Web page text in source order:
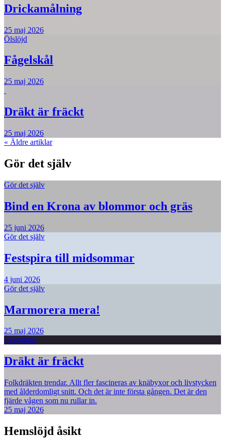
Drickamålning
25 maj 2026
Ölslöjd
Fågelskål
25 maj 2026
Dräkt är fräckt
25 maj 2026
« Äldre artiklar
Gör det själv
Gör det själv
Bind en Krona av blommor och gräs
25 juni 2026
Gör det själv
Festspira till midsommar
4 juni 2026
Gör det själv
Marmorera mera!
25 maj 2026
Reportage
Dräkt är fräckt
Folkdräkten trendar. Allt fler fascineras av knäbyxor och livstycken
med ålderdomligt snitt. Och det är inte första gången. Det är den
fjärde vågen som nu rullar in.
25 maj 2026
Hemslöjd åsikt